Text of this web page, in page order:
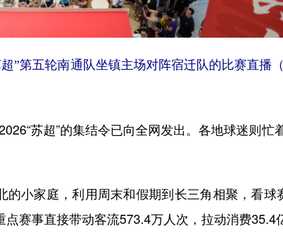
五轮南通队坐镇主场对阵宿迁队的比赛直播
苏超”的集结令已向全网发出。各地球迷则忙
小家庭，利用周末和假期到长三角相聚，看球
赛事直接带动客流573.4万人次，拉动消费35.4